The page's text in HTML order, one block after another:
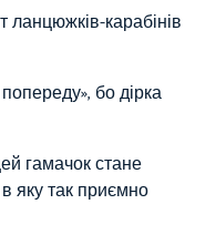
ланцюжків-карабінів
бо дірка
гамачок стане
яку так приємно